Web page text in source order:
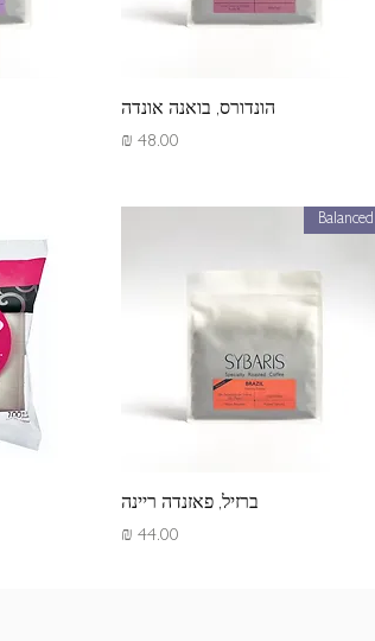
תצוגה מהירה
הונדורס, בואנה אונדה
מחיר
תצוגה מהירה
Balanced
ברזיל, פאזנדה ריינה
מחיר